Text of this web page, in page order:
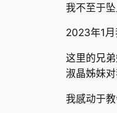
我不至于
2023年1
这里的兄
淑晶姊妹
我感动于